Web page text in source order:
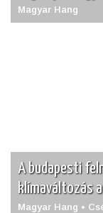
Magyar Hang
A budapesti
klímaváltozás
Magyar Hang •